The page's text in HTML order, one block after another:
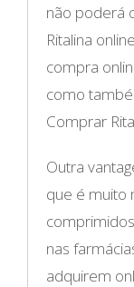
não poderá
Ritalina
compra
como
Comprar
Outra
que é muito
nas
adquirem